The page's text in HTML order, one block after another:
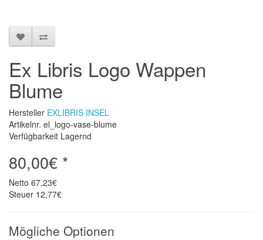
Ex Libris Logo Wappen
Blume
Hersteller EXLIBRIS INSEL
Artikelnr. el_logo-vase-blume
Verfügbarkeit Lagernd
80,00€ *
Netto 67,23€
Steuer 12,77€
Mögliche Optionen